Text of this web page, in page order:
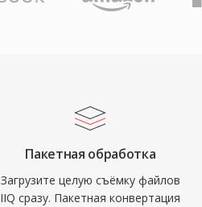
Пакетная обработка
Загрузите целую съёмку файлов
IIQ сразу. Пакетная конвертация